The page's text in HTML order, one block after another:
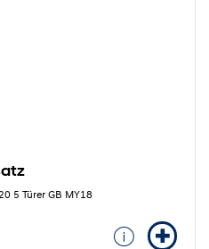
5 Türer GB MY18